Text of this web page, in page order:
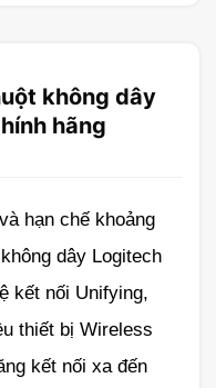
không dây
hãng
hạn chế khoảng
dây Logitech
kết nối Unifying,
thiết bị Wireless
kết nối xa đến